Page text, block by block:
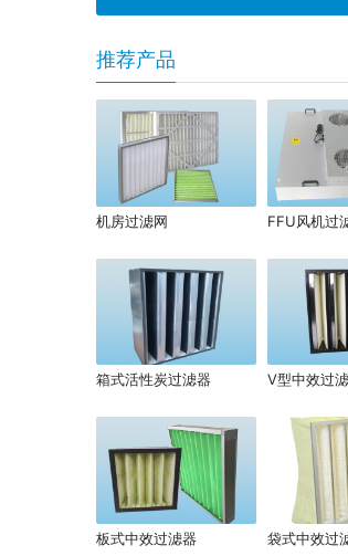
推荐产品
机房过滤网 FFU风机过
箱式活性炭过滤器 V型中效过
板式中效过滤器 袋式中效过